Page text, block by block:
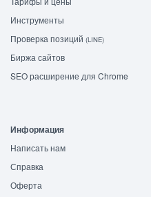
Инструменты
Проверка позиций (LINE)
Биржа сайтов
SEO расширение для Chrome
Информация
Написать нам
Справка
Оферта